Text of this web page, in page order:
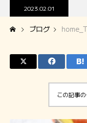
2023.02.01
ブログ
この記事